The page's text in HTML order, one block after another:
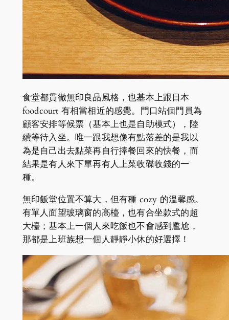
食堂都貫徹無印良品風格，也基本上跟日本
foodcourt 有相當相近的感覺。門口站個門員為
顧客安排等候票（基本上也是自助模式），陸
續等待入坐。唯一跟我想像有點落差的是我以
為是自己出去點菜再自行捧餐回來的快餐，而
結果是有人來下單再有人上菜收碟收錢的一
種。
無印飯堂位置不算大，但有種 cozy 的溫馨感。
有單人面望玻璃窗的高檯，也有合坐款式的超
大檯；基本上一個人來吃飯也不會感到尷尬，
那都是上班族想一個人靜靜小休的好選擇！